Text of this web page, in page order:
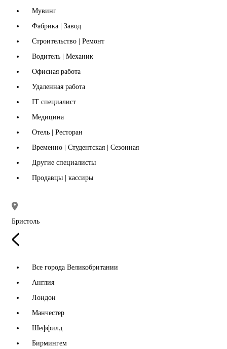
Мувинг
Фабрика | Завод
Строительство | Ремонт
Водитель | Механик
Офисная работа
Удаленная работа
IT специалист
Медицина
Отель | Ресторан
Временно | Студентская | Сезонная
Другие специалисты
Продавцы | кассиры
Бристоль
Все города Великобритании
Англия
Лондон
Манчестер
Шеффилд
Бирмингем